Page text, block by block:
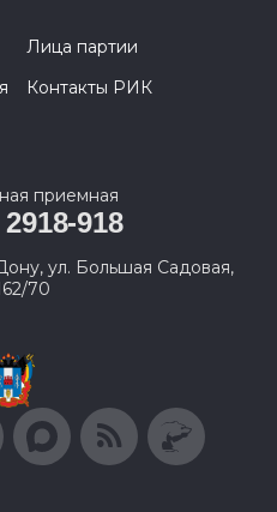
Лица партии
Контакты РИК
приемная
918
ул. Большая Садовая,
70